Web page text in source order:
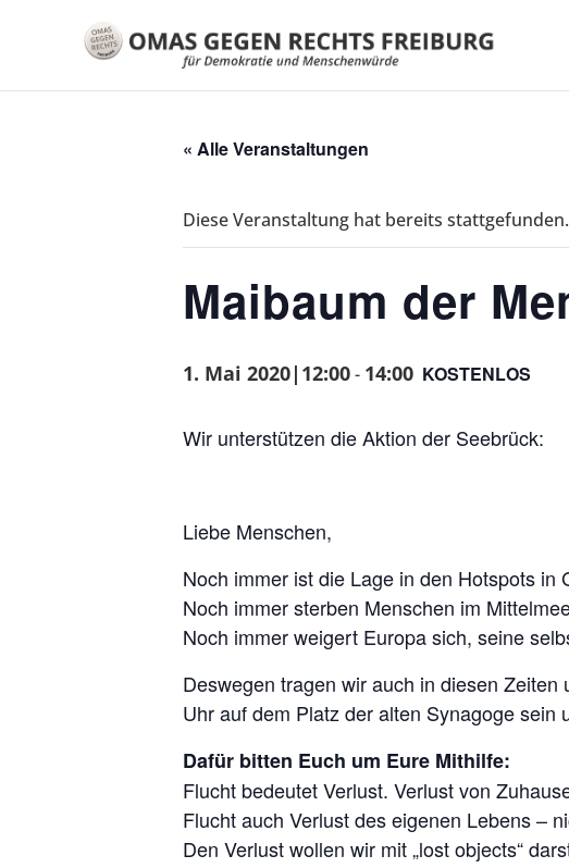
« Alle Veranstaltungen
Diese Veranstaltung hat bereits stattgefunden.
Maibaum der
1. Mai 2020|12:00- 14:00 KOSTENLOS
Wir unterstützen die Aktion der Seebrück:
Liebe Menschen,
Noch immer ist die Lage in den Hotspots in
Noch immer sterben Menschen im
Noch immer weigert Europa sich, seine
Deswegen tragen wir auch in diesen
Uhr auf dem Platz der alten Synagoge
Dafür bitten Euch um Eure Mithilfe:
Flucht bedeutet Verlust. Verlust von
Flucht auch Verlust des eigenen Lebens –
Den Verlust wollen wir mit „lost objects“